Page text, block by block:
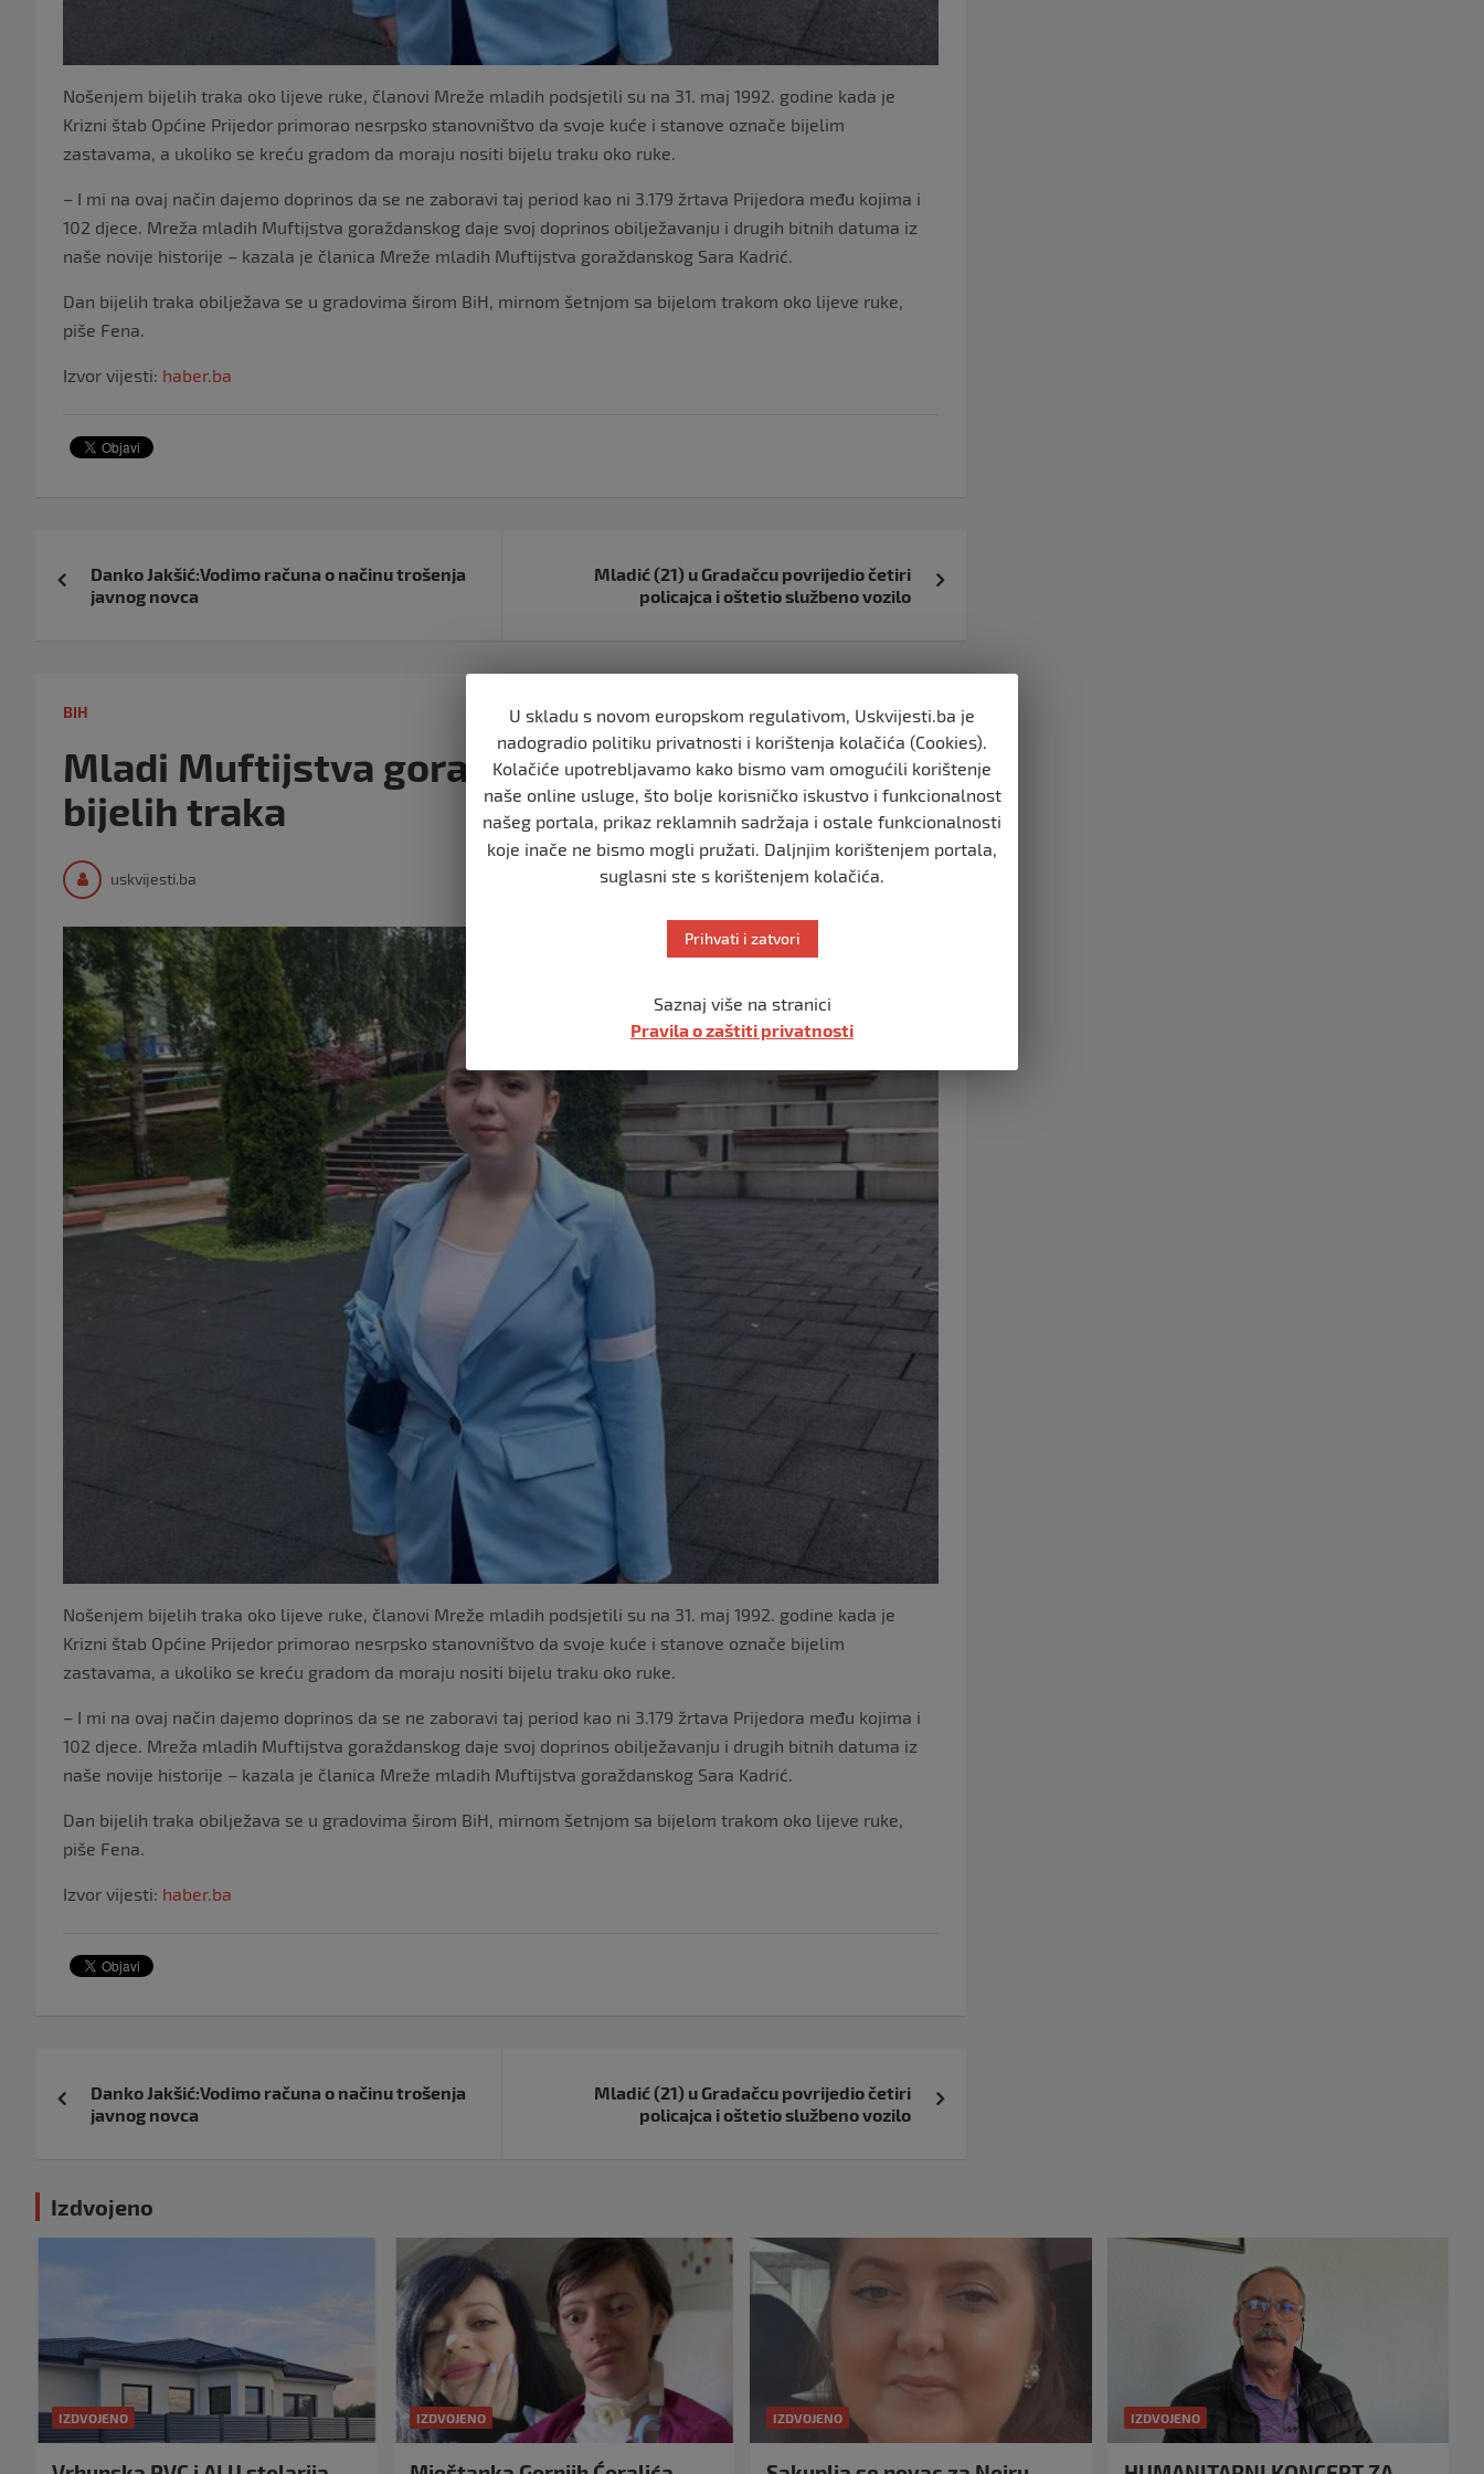
Nošenjem bijelih traka oko lijeve ruke, članovi Mreže mladih podsjetili su na 31. maj 1992. godine kada je
Krizni štab Općine Prijedor primorao nesrpsko stanovništvo da svoje kuće i stanove označe bijelim
zastavama, a ukoliko se kreću gradom da moraju nositi bijelu traku oko ruke.
– I mi na ovaj način dajemo doprinos da se ne zaboravi taj period kao ni 3.179 žrtava Prijedora među kojima i
102 djece. Mreža mladih Muftijstva goraždanskog daje svoj doprinos obilježavanju i drugih bitnih datuma iz
naše novije historije – kazala je članica Mreže mladih Muftijstva goraždanskog Sara Kadrić.
Dan bijelih traka obilježava se u gradovima širom BiH, mirnom šetnjom sa bijelom trakom oko lijeve ruke,
piše Fena.
Izvor vijesti: haber.ba
objava
Danko Jakšić:Vodimo računa o načinu trošenja
javnog novca
Mladić (21) u Gradačcu povrijedio četiri
policajca i oštetio službeno vozilo
BIH u 18:32
Mladi Muftijstva goraždanskog obilježili Dan
bijelih traka
uskvijesti.ba Podijeli:
o
k
Nošenjem bijelih traka oko lijeve ruke, članovi Mreže mladih podsjetili su na 31. maj 1992. godine kada je
Krizni štab Općine Prijedor primorao nesrpsko stanovništvo da svoje kuće i stanove označe bijelim
zastavama, a ukoliko se kreću gradom da moraju nositi bijelu traku oko ruke.
– I mi na ovaj način dajemo doprinos da se ne zaboravi taj period kao ni 3.179 žrtava Prijedora među kojima i
102 djece. Mreža mladih Muftijstva goraždanskog daje svoj doprinos obilježavanju i drugih bitnih datuma iz
naše novije historije – kazala je članica Mreže mladih Muftijstva goraždanskog Sara Kadrić.
Dan bijelih traka obilježava se u gradovima širom BiH, mirnom šetnjom sa bijelom trakom oko lijeve ruke,
piše Fena.
Izvor vijesti: haber.ba
objava
Danko Jakšić:Vodimo računa o načinu trošenja
javnog novca
Mladić (21) u Gradačcu povrijedio četiri
policajca i oštetio službeno vozilo
Izdvojeno
IZDVOJENO IZDVOJENO IZDVOJENO IZDVOJENO
U skladu s novom europskom regulativom, Uskvijesti.ba je
nadogradio politiku privatnosti i korištenja kolačića (Cookies).
Kolačiće upotrebljavamo kako bismo vam omogućili korištenje
naše online usluge, što bolje korisničko iskustvo i funkcionalnost
našeg portala, prikaz reklamnih sadržaja i ostale funkcionalnosti
koje inače ne bismo mogli pružati. Daljnjim korištenjem portala,
suglasni ste s korištenjem kolačića.
Prihvati i zatvori
Saznaj više na stranici
Pravila o zaštiti privatnosti